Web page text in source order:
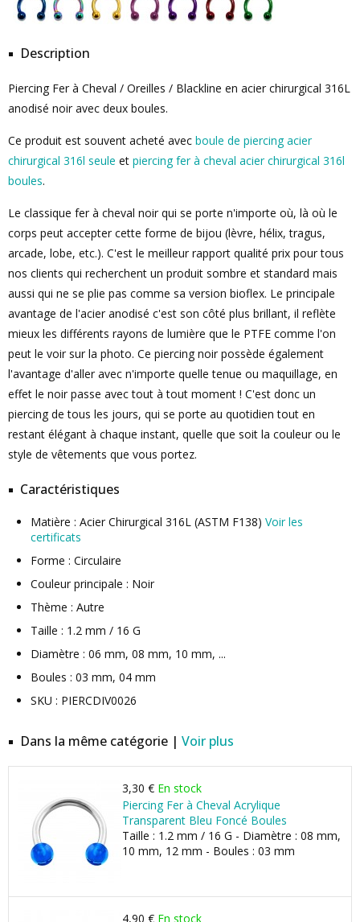
Description
Piercing Fer à Cheval / Oreilles / Blackline en acier chirurgical 316L
anodisé noir avec deux boules.
Ce produit est souvent acheté avec boule de piercing acier
chirurgical 316l seule et piercing fer à cheval acier chirurgical 316l
boules.
Le classique fer à cheval noir qui se porte n'importe où, là où le
corps peut accepter cette forme de bijou (lèvre, hélix, tragus,
arcade, lobe, etc.). C'est le meilleur rapport qualité prix pour tous
nos clients qui recherchent un produit sombre et standard mais
aussi qui ne se plie pas comme sa version bioflex. Le principale
avantage de l'acier anodisé c'est son côté plus brillant, il reflète
mieux les différents rayons de lumière que le PTFE comme l'on
peut le voir sur la photo. Ce piercing noir possède également
l'avantage d'aller avec n'importe quelle tenue ou maquillage, en
effet le noir passe avec tout à tout moment ! C'est donc un
piercing de tous les jours, qui se porte au quotidien tout en
restant élégant à chaque instant, quelle que soit la couleur ou le
style de vêtements que vous portez.
Caractéristiques
Matière : Acier Chirurgical 316L (ASTM F138) Voir les
certificats
Forme : Circulaire
Couleur principale : Noir
Thème : Autre
Taille : 1.2 mm / 16 G
Diamètre : 06 mm, 08 mm, 10 mm, ...
Boules : 03 mm, 04 mm
SKU : PIERCDIV0026
Dans la même catégorie | Voir plus
3,30 € En stock
Piercing Fer à Cheval Acrylique
Transparent Bleu Foncé Boules
Taille : 1.2 mm / 16 G - Diamètre : 08 mm,
10 mm, 12 mm - Boules : 03 mm
4,90 € En stock